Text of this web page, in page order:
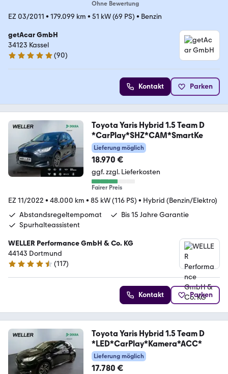
Ohne Bewertung
EZ 03/2011 • 179.099 km • 51 kW (69 PS) • Benzin
getAcar GmbH
34123 Kassel
4.9 Sterne
(90)
Kontakt Parken
Toyota Yaris Hybrid 1.5 Team D
*CarPlay*SHZ*CAM*SmartKe
Lieferung möglich
18.970 €
ggf. zzgl. Lieferkosten
Fairer Preis
EZ 11/2022 • 48.000 km • 85 kW (116 PS) • Hybrid (Benzin/Elektro)
Abstandsregeltempomat
Bis 15 Jahre Garantie
Spurhalteassistent
WELLER Performance GmbH & Co. KG
44143 Dortmund
4.6 Sterne
(117)
Kontakt Parken
Toyota Yaris Hybrid 1.5 Team D
*LED*CarPlay*Kamera*ACC*
Lieferung möglich
17.780 €